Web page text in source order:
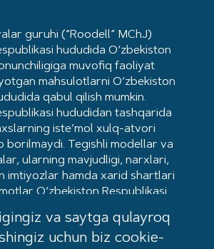
va saytga qulayroq
uchun biz cookie-
guruhi (“Roodell” MChJ)
hududida O‘zbekiston
muvofiq faoliyat
mahsulotlarni O‘zbekiston
qabul qilish mumkin.
hududidan tashqarida
iste’mol xulq-atvori
borilmaydi. Tegishli modellar va
ularning mavjudligi, narxlari,
imtiyozlar hamda xarid shartlari
O‘zbekiston Respublikasi
Ommaviy oferta hisoblanmaydi.
guruhi (“Roodell”